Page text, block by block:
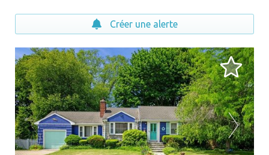
Créer une alerte
CHARGEMENT EN COURS...